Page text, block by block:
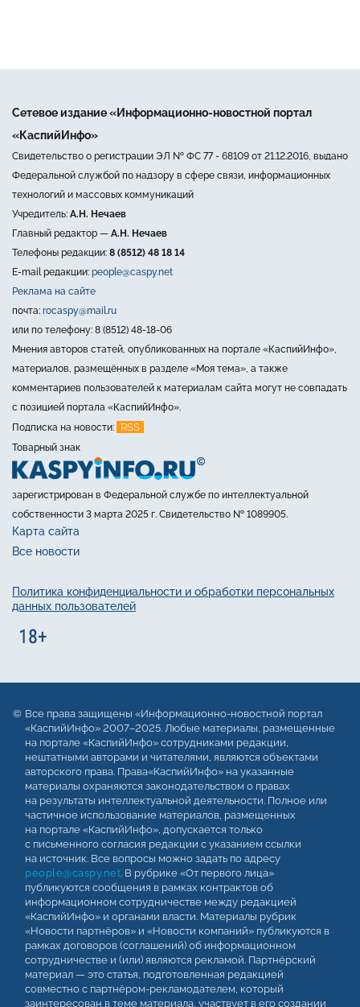
Сетевое издание «Информационно-новостной портал
«КаспийИнфо»
Свидетельство о регистрации ЭЛ № ФС 77 - 68109 от 21.12.2016, выдано
Федеральной службой по надзору в сфере связи, информационных
технологий и массовых коммуникаций
Учредитель: А.Н. Нечаев
Главный редактор — А.Н. Нечаев
Телефоны редакции: 8 (8512) 48 18 14
E-mail редакции: people@caspy.net
Реклама на сайте
почта: rocaspy@mail.ru
или по телефону: 8 (8512) 48-18-06
Мнения авторов статей, опубликованных на портале «КаспийИнфо»,
материалов, размещённых в разделе «Моя тема», а также
комментариев пользователей к материалам сайта могут не совпадать
с позицией портала «КаспийИнфо».
Подписка на новости:
RSS
Товарный знак
зарегистрирован в Федеральной службе по интеллектуальной
собственности 3 марта 2025 г. Свидетельство № 1089905.
Карта сайта
Все новости
Политика конфиденциальности и обработки персональных
данных пользователей
Все права защищены «Информационно-новостной портал
«КаспийИнфо» 2007–2025. Любые материалы, размещенные
на портале «КаспийИнфо» сотрудниками редакции,
нештатными авторами и читателями, являются объектами
авторского права. Права«КаспийИнфо» на указанные
материалы охраняются законодательством о правах
на результаты интеллектуальной деятельности. Полное или
частичное использование материалов, размещенных
на портале «КаспийИнфо», допускается только
с письменного согласия редакции с указанием ссылки
на источник. Все вопросы можно задать по адресу
people@caspy.net. В рубрике «От первого лица»
публикуются сообщения в рамках контрактов об
информационном сотрудничестве между редакцией
«КаспийИнфо» и органами власти. Материалы рубрик
«Новости партнёров» и «Новости компаний» публикуются в
рамках договоров (соглашений) об информационном
сотрудничестве и (или) являются рекламой. Партнёрский
материал — это статья, подготовленная редакцией
совместно с партнёром-рекламодателем, который
заинтересован в теме материала, участвует в его создании